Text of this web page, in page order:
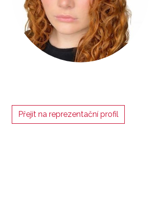
Přejít na reprezentační profil